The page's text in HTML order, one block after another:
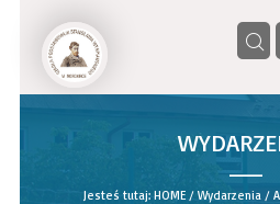
__
Jesteś tutaj: HOME/ Wydarzenia/